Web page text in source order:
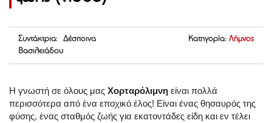
Συντάκτρια: Δέσποινα
Βασιλειάδου
Κατηγορία: Λήμνος
Η γνωστή σε όλους μας Χορταρόλιμνη είναι πολλά
περισσότερα από ένα εποχικό έλος! Είναι ένας θησαυρός της
φύσης, ένας σταθμός ζωής για εκατοντάδες είδη και εν τέλει